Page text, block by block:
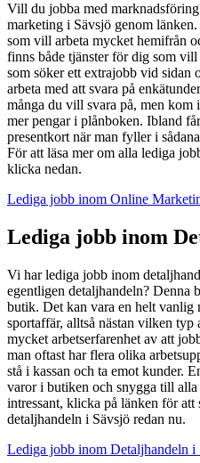
Vill du jobba med
marketing i Sävsjö genom
som vill arbeta mycket hemifrån
finns både tjänster för dig som
som söker ett extrajobb vid sidan
arbeta med att svara på
många du vill svara på, men kom
mer pengar i plånboken. Ibland
presentkort när man fyller i
För att läsa mer om alla lediga
klicka nedan.
Lediga jobb inom Online
Lediga jobb inom
Vi har lediga jobb inom
egentligen detaljhandeln? Denna
butik. Det kan vara en helt vanlig
sportaffär, alltså nästan vilken
mycket arbetserfarenhet av att
man oftast har flera olika
stå i kassan och ta emot kunder.
varor i butiken och snygga till
intressant, klicka på länken för
detaljhandeln i Sävsjö redan nu.
Lediga jobb inom Detaljhandeln i